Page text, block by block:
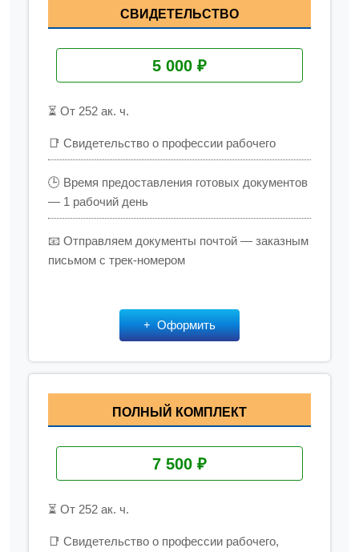
СВИДЕТЕЛЬСТВО
5 000 ₽
⏳ От 252 ак. ч.
📑 Свидетельство о профессии рабочего
🕒 Время предоставления готовых документов
— 1 рабочий день
📧 Отправляем документы почтой — заказным
письмом с трек-номером
Оформить
ПОЛНЫЙ КОМПЛЕКТ
7 500 ₽
⏳ От 252 ак. ч.
📑 Свидетельство о профессии рабочего,